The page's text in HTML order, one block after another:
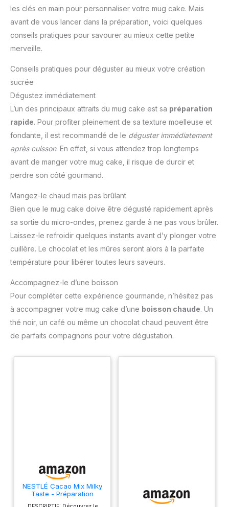
les clés en main pour personnaliser votre mug cake. Mais
avant de vous lancer dans la préparation, voici quelques
conseils pratiques pour savourer au mieux cette petite
merveille.
Conseils pratiques pour déguster au mieux votre création
sucrée
Dégustez immédiatement
L’un des principaux attraits du mug cake est sa préparation
rapide. Pour profiter pleinement de sa texture moelleuse et
fondante, il est recommandé de le déguster immédiatement
après cuisson. En effet, si vous attendez trop longtemps
avant de manger votre mug cake, il risque de durcir et
perdre son côté gourmand.
Mangez-le chaud mais pas brûlant
Bien que le mug cake doive être dégusté rapidement après
sa sortie du micro-ondes, prenez garde à ne pas vous brûler.
Laissez-le refroidir quelques instants avant d’y plonger votre
cuillère. Le chocolat et les mûres seront alors à la parfaite
température pour libérer toutes leurs saveurs.
Accompagnez-le d’une boisson
Pour compléter cette expérience gourmande, n’hésitez pas
à accompagner votre mug cake d’une boisson chaude. Un
thé noir, un café ou même un chocolat chaud peuvent être
de parfaits compagnons pour votre dégustation.
NESTLÉ Cacao Mix Milky
Taste - Préparation
Chocolat Chaud